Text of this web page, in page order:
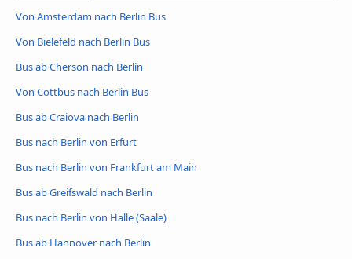
Von Amsterdam nach Berlin Bus
Von Bielefeld nach Berlin Bus
Bus ab Cherson nach Berlin
Von Cottbus nach Berlin Bus
Bus ab Craiova nach Berlin
Bus nach Berlin von Erfurt
Bus nach Berlin von Frankfurt am Main
Bus ab Greifswald nach Berlin
Bus nach Berlin von Halle (Saale)
Bus ab Hannover nach Berlin